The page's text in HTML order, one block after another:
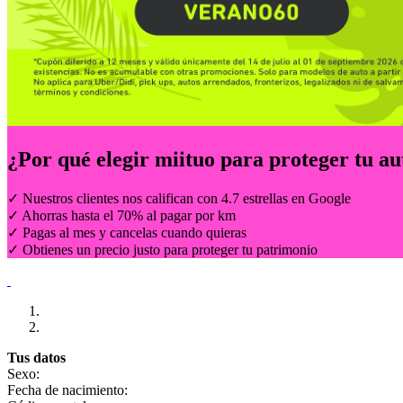
¿Por qué elegir miituo para proteger tu
✓ Nuestros clientes nos califican con 4.7 estrellas en Google
✓ Ahorras hasta el 70% al pagar por km
✓ Pagas al mes y cancelas cuando quieras
✓ Obtienes un precio justo para proteger tu patrimonio
Tus datos
Sexo:
Fecha de nacimiento: